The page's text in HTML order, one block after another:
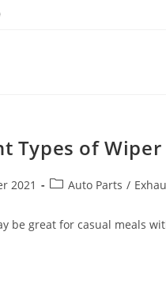
Types of Wiper
2021
PostAuto Parts /
be great for casual meals